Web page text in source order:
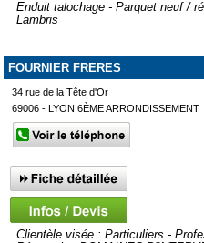
Enduit talochage - Parquet neuf /
Lambris
FOURNIER FRERES
34 rue de la Tête d'Or
69006 - LYON 6ÈME ARRONDISSEMENT
Clientèle visée : Particuliers -